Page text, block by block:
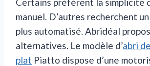
manuel. D’autres recherchent
plus automatisé. Abridéal
alternatives. Le modèle d’abri
plat Piatto dispose d’une